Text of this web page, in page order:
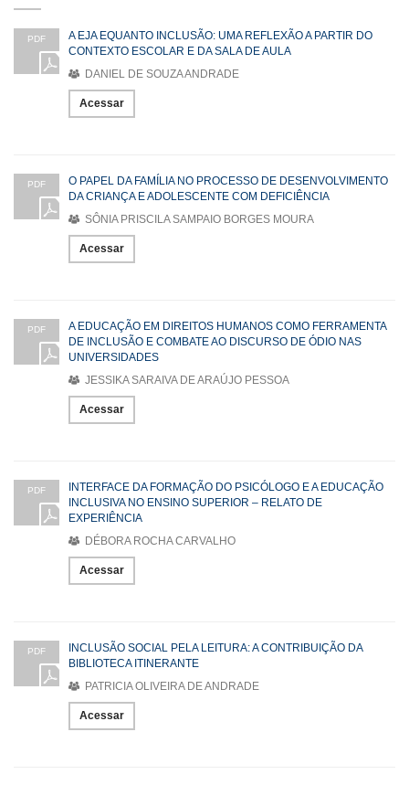
PDF
A EJA EQUANTO INCLUSÃO: UMA REFLEXÃO A PARTIR DO
CONTEXTO ESCOLAR E DA SALA DE AULA
DANIEL DE SOUZA ANDRADE
Acessar
PDF
O PAPEL DA FAMÍLIA NO PROCESSO DE DESENVOLVIMENTO
DA CRIANÇA E ADOLESCENTE COM DEFICIÊNCIA
SÔNIA PRISCILA SAMPAIO BORGES MOURA
Acessar
PDF
A EDUCAÇÃO EM DIREITOS HUMANOS COMO FERRAMENTA
DE INCLUSÃO E COMBATE AO DISCURSO DE ÓDIO NAS
UNIVERSIDADES
JESSIKA SARAIVA DE ARAÚJO PESSOA
Acessar
PDF
INTERFACE DA FORMAÇÃO DO PSICÓLOGO E A EDUCAÇÃO
INCLUSIVA NO ENSINO SUPERIOR – RELATO DE
EXPERIÊNCIA
DÉBORA ROCHA CARVALHO
Acessar
PDF
INCLUSÃO SOCIAL PELA LEITURA: A CONTRIBUIÇÃO DA
BIBLIOTECA ITINERANTE
PATRICIA OLIVEIRA DE ANDRADE
Acessar